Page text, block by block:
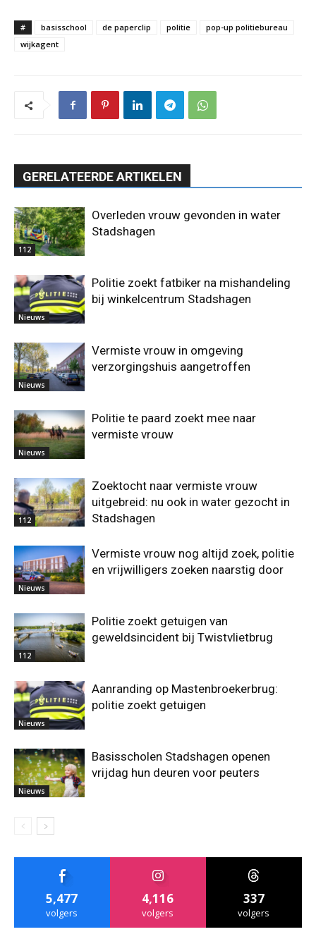
# basisschool de paperclip politie
pop-up politiebureau
wijkagent
GERELATEERDE ARTIKELEN
112
Overleden vrouw gevonden in water
Stadshagen
Nieuws
Politie zoekt fatbiker na mishandeling
bij winkelcentrum Stadshagen
Nieuws
Vermiste vrouw in omgeving
verzorgingshuis aangetroffen
Nieuws
Politie te paard zoekt mee naar
vermiste vrouw
112
Zoektocht naar vermiste vrouw
uitgebreid: nu ook in water gezocht in
Stadshagen
Nieuws
Vermiste vrouw nog altijd zoek, politie
en vrijwilligers zoeken naarstig door
112
Politie zoekt getuigen van
geweldsincident bij Twistvlietbrug
Nieuws
Aanranding op Mastenbroekerbrug:
politie zoekt getuigen
Nieuws
Basisscholen Stadshagen openen
vrijdag hun deuren voor peuters
5,477
volgers
4,116
volgers
337
volgers